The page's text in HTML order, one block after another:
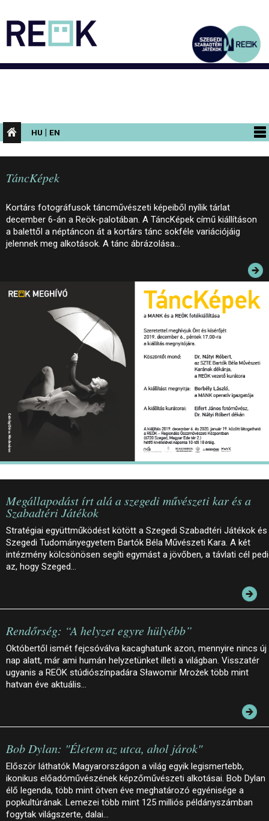
HU | EN
PROGRAMOK
AZ ÉPÜLET
INFORMÁCIÓK
ELÉRHETŐSÉG
PALOTASÉTÁK ÉS VEZETÉSEK
KÖZÉRDEKŰ ADATOK
TáncKépek
Kortárs fotográfusok táncművészeti képeiből nyílik tárlat
december 6-án a Reök-palotában. A TáncKépek című kiállításon
a balettől a néptáncon át a kortárs tánc sokféle variációjáig
jelennek meg alkotások. A tánc ábrázolása…
Megállapodást írt alá a szegedi művészeti kar és a
Szabadtéri Játékok
Stratégiai együttműködést kötött a Szegedi Szabadtéri Játékok és
Szegedi Tudományegyetem Bartók Béla Művészeti Kara. A két
intézmény kölcsönösen segíti egymást a jövőben, a távlati cél
az, hogy Szeged…
Rendőrség: “A helyzet egyre hülyébb”
Októbertől ismét fejcsóválva kacaghatunk azon, mennyire nincs új
nap alatt, már ami humán helyzetünket illeti a világban. Visszatér
ugyanis a REÖK stúdiószínpadára Sławomir Mrożek több mint
hatvan éve aktuális…
Bob Dylan: "Életem az utca, ahol járok"
Először láthatók Magyarországon a világ egyik legismertebb,
ikonikus előadóművészének képzőművészeti alkotásai. Bob Dylan
élő legenda, több mint ötven éve meghatározó egyénisége a
popkultúrának. Lemezei több mint 125 milliós példányszámban
fogytak világszerte, dalai…